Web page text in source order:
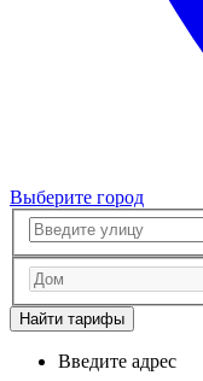
Выберите город
Найти тарифы
Введите адрес